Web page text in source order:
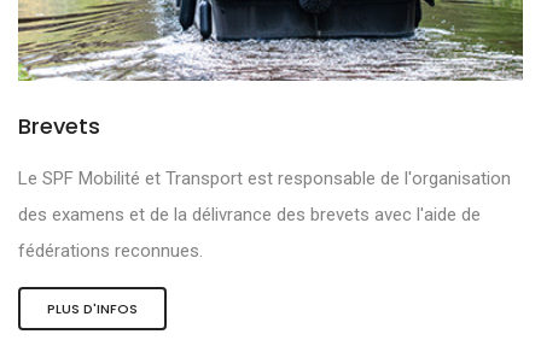
Brevets
Le SPF Mobilité et Transport est responsable de l'organisation
des examens et de la délivrance des brevets avec l'aide de
fédérations reconnues.
PLUS D'INFOS